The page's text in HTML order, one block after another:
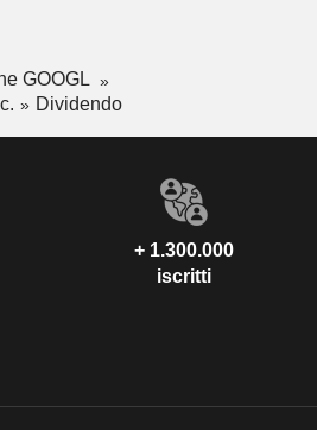
GOOGL
Dividendo
+ 1.300.000
iscritti